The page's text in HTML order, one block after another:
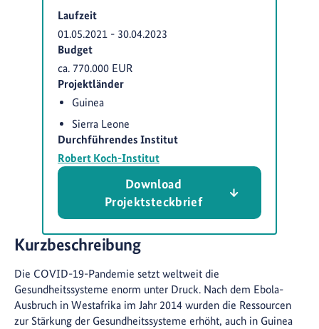
Kurzbeschreibung
Die COVID-19-Pandemie setzt weltweit die
Gesundheitssysteme enorm unter Druck. Nach dem Ebola-
Ausbruch in Westafrika im Jahr 2014 wurden die Ressourcen
zur Stärkung der Gesundheitssysteme erhöht, auch in Guinea
Laufzeit
01.05.2021 - 30.04.2023
Budget
ca. 770.000 EUR
Projektländer
Guinea
Sierra Leone
Durchführendes Institut
Robert Koch-Institut
Download
Projektsteckbrief